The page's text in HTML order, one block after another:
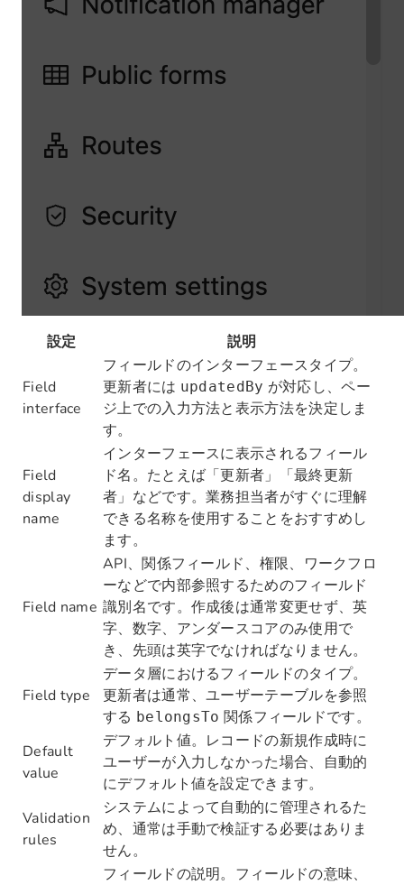
設定 説明
Field
interface
フィールドのインターフェースタイプ。
更新者には updatedBy が対応し、ペー
ジ上での入力方法と表示方法を決定しま
す。
Field
display
name
インターフェースに表示されるフィール
ド名。たとえば「更新者」「最終更新
者」などです。業務担当者がすぐに理解
できる名称を使用することをおすすめし
ます。
Field name
API、関係フィールド、権限、ワークフロ
ーなどで内部参照するためのフィールド
識別名です。作成後は通常変更せず、英
字、数字、アンダースコアのみ使用で
き、先頭は英字でなければなりません。
Field type
データ層におけるフィールドのタイプ。
更新者は通常、ユーザーテーブルを参照
する belongsTo 関係フィールドです。
Default
value
デフォルト値。レコードの新規作成時に
ユーザーが入力しなかった場合、自動的
にデフォルト値を設定できます。
Validation
rules
システムによって自動的に管理されるた
め、通常は手動で検証する必要はありま
せん。
フィールドの説明。フィールドの意味、